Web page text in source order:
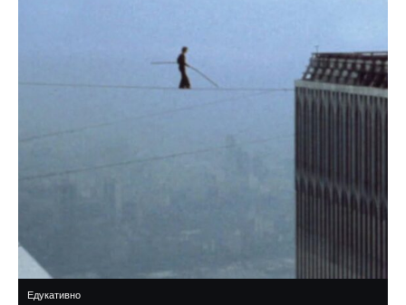
Едукативно